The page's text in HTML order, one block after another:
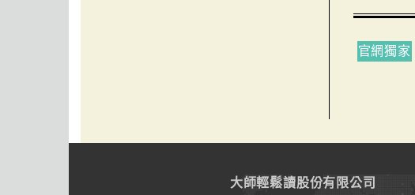
官網獨家
大師輕鬆讀股份有限公司